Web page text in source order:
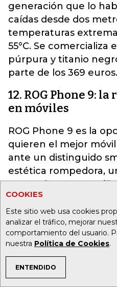
COOKIES
Este sitio web usa cookies
analizar el tráfico, mejorar
comportamiento del usuario.
nuestra Política de Cookies.
ENTENDIDO
TEMAS DE INTERÉS
generación que lo
caídas desde dos
temperaturas
55°C. Se comercializa
púrpura y titanio
parte de los 369 euros.
12. ROG Phone 9:
en móviles
ROG Phone 9 es la
quieren el mejor
ante un distinguido
estética rompedora,
prestaciones
cubierta futurista
textura cristalizada
acabado sofisticado
resistente a huellas.
El modelo Pro cuenta
pantalla auxiliar